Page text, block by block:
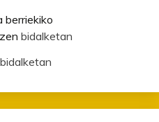
berriekiko
bidalketan
bidalketan